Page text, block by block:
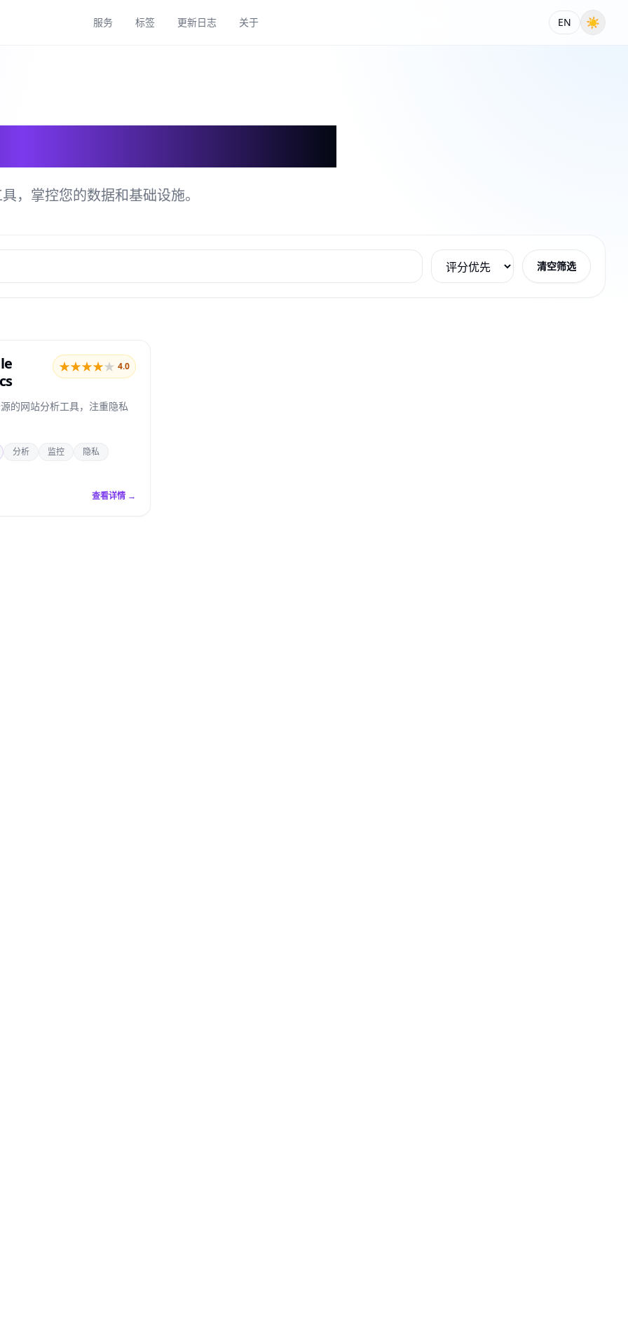
服务 标签 更新日志 关于 EN ☀
，掌控您的数据和基础设施。
清空筛选
★★★★★ 4.0
的网站分析工具，注重隐私
分析 监控 隐私
查看详情 →